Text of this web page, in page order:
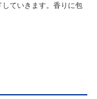
ていきます。香りに包